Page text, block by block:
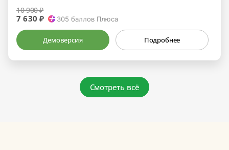
10 900 ₽
7 630 ₽ 305 баллов Плюса
Демоверсия Подробнее
Смотреть всё